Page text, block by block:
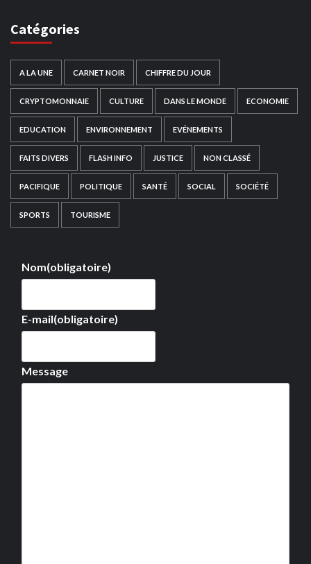
Catégories
A LA UNE CARNET NOIR CHIFFRE DU JOUR
CRYPTOMONNAIE CULTURE DANS LE MONDE ECONOMIE
EDUCATION ENVIRONNEMENT EVÉNEMENTS
FAITS DIVERS FLASH INFO JUSTICE NON CLASSÉ
PACIFIQUE POLITIQUE SANTÉ SOCIAL SOCIÉTÉ
SPORTS TOURISME
Nom(obligatoire)
E-mail(obligatoire)
Message